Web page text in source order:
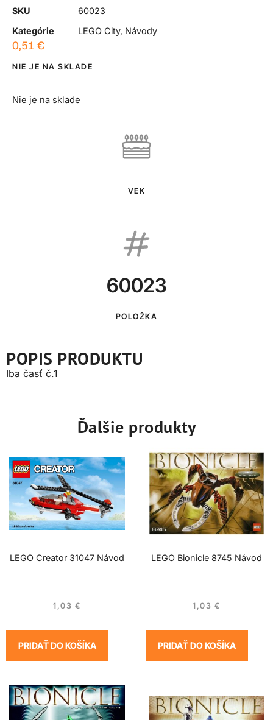
SKU
60023
Kategórie
LEGO City, Návody
0,51 €
NIE JE NA SKLADE
Nie je na sklade
VEK
60023
POLOŽKA
POPIS PRODUKTU
Iba časť č.1
Ďalšie produkty
LEGO Creator 31047 Návod
1,03 €
PRIDAŤ DO KOŠÍKA
LEGO Bionicle 8745 Návod
1,03 €
PRIDAŤ DO KOŠÍKA